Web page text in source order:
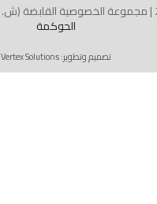
الحوكمة
تصميم وتطوير:Vertex Solutions